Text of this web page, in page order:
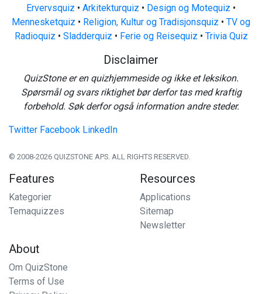
Ervervsquiz • Arkitekturquiz • Design og Motequiz •
Mennesketquiz • Religion, Kultur og Tradisjonsquiz • TV og
Radioquiz • Sladderquiz • Ferie og Reisequiz • Trivia Quiz
Disclaimer
QuizStone er en quizhjemmeside og ikke et leksikon.
Spørsmål og svars riktighet bør derfor tas med kraftig
forbehold. Søk derfor også information andre steder.
Twitter Facebook LinkedIn
© 2008-2026 QUIZSTONE APS. ALL RIGHTS RESERVED.
Features
Kategorier
Temaquizzes
Resources
Applications
Sitemap
Newsletter
About
Om QuizStone
Terms of Use